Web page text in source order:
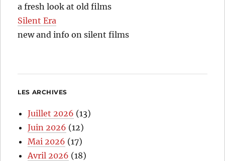
a fresh look at old films
Silent Era
new and info on silent films
LES ARCHIVES
Juillet 2026 (13)
Juin 2026 (12)
Mai 2026 (17)
Avril 2026 (18)